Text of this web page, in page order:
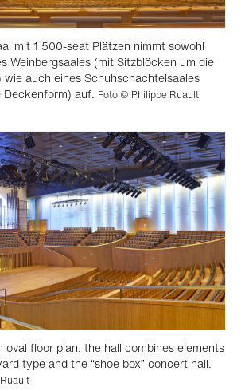
mit 1 500-seat Plätzen nimmt sowohl
Weinbergsaales (mit Sitzblöcken um die
wie auch eines Schuhschachtelsaales
Deckenform) auf. Foto © Philippe Ruault
oval floor plan, the hall combines elements
type and the “shoe box” concert hall.